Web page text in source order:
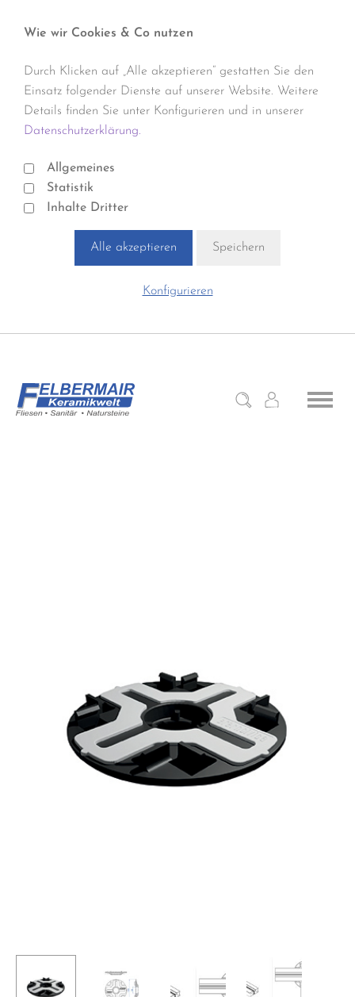
Wie wir Cookies & Co nutzen
Durch Klicken auf „Alle akzeptieren“ gestatten Sie den
Einsatz folgender Dienste auf unserer Website. Weitere
Details finden Sie unter Konfigurieren und in unserer
Datenschutzerklärung.
Allgemeines
Statistik
Inhalte Dritter
Alle akzeptieren Speichern
Konfigurieren